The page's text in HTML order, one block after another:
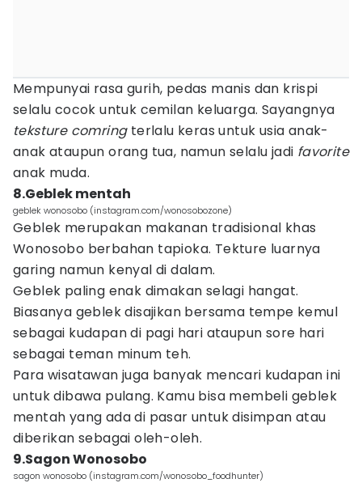
Mempunyai rasa gurih, pedas manis dan krispi
selalu cocok untuk cemilan keluarga. Sayangnya
teksture comringterlalu keras untuk usia anak-
anak ataupun orang tua, namun selalu jadi favorite
anak muda.
8.Geblek mentah
geblek wonosobo (instagram.com/wonosobozone)
Geblek merupakan makanan tradisional khas
Wonosobo berbahan tapioka. Tekture luarnya
garing namun kenyal di dalam.
Geblek paling enak dimakan selagi hangat.
Biasanya geblek disajikan bersama tempe kemul
sebagai kudapan di pagi hari ataupun sore hari
sebagai teman minum teh.
Para wisatawan juga banyak mencari kudapan ini
untuk dibawa pulang. Kamu bisa membeli geblek
mentah yang ada di pasar untuk disimpan atau
diberikan sebagai oleh-oleh.
9.Sagon Wonosobo
sagon wonosobo (instagram.com/wonosobo_foodhunter)